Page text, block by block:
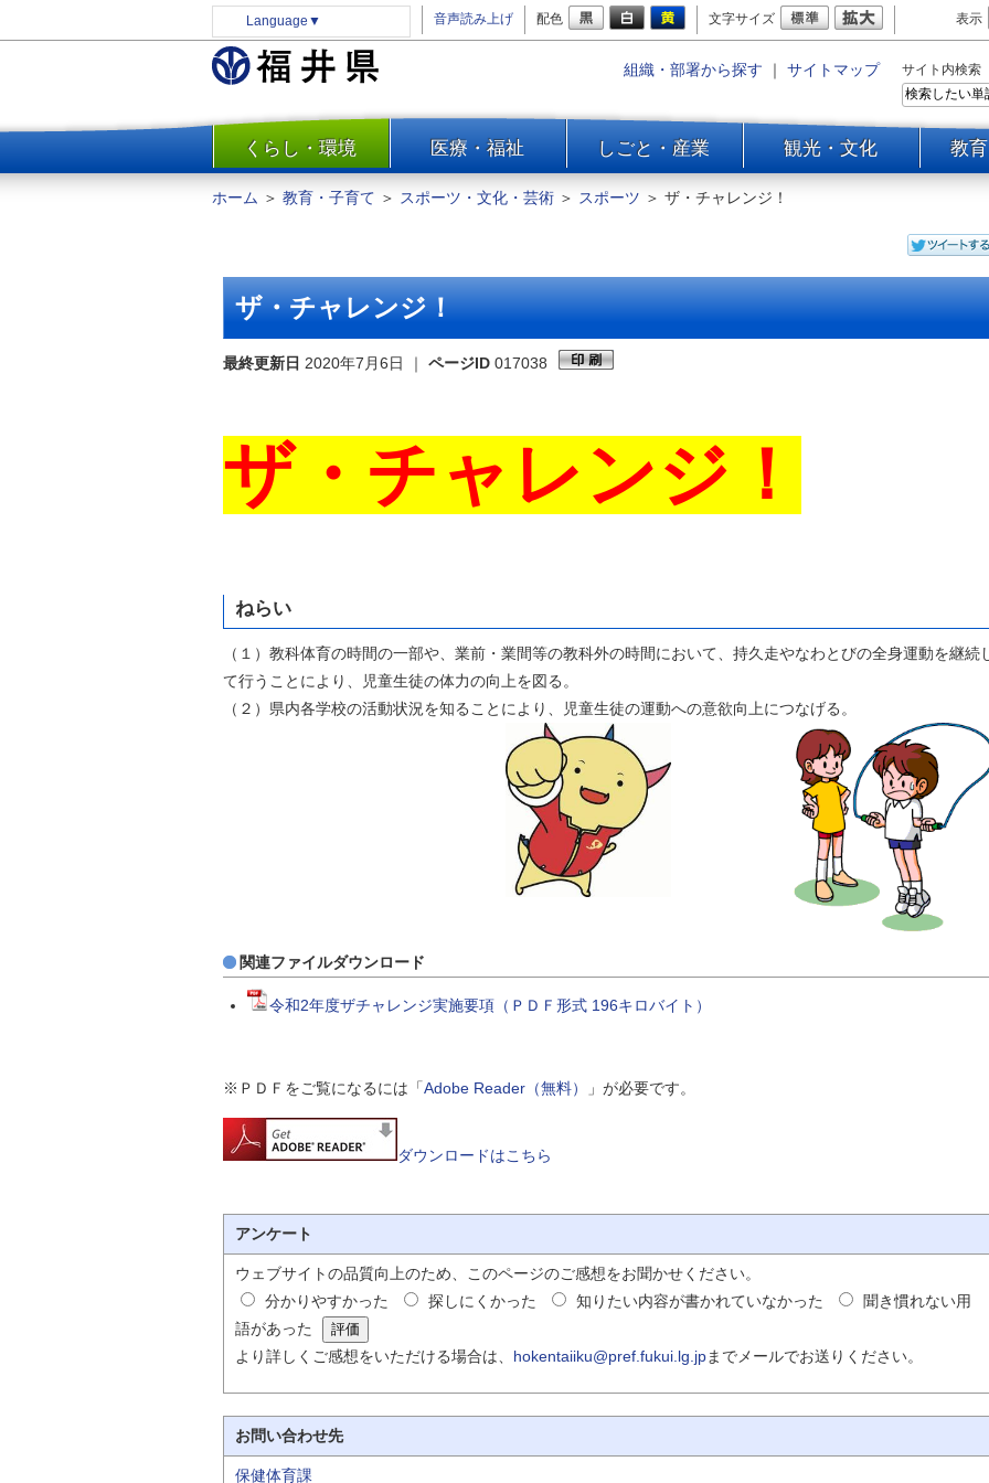
Language ▼ 音声読み上げ 配色 文字サイズ 表示
組織・部署から探す ｜ サイトマップ サイト内検索
一覧
くらし・環境 医療・福祉 しごと・産業 観光・文化 教
防災
水道・エネルギー
住まい・土地
環境問題・廃棄物対策・リサ
イクル
交通・道路
河川・砂防・港湾
自然
ホーム ＞ 教育・子育て ＞ スポーツ・文化・芸術 ＞ スポーツ ＞ ザ・チャレンジ！
ザ・チャレンジ！
最終更新日 2020年7月6日 ｜ ページID 017038
ザ・チャレンジ！
ねらい
（１）教科体育の時間の一部や、業前・業間等の教科外の時間において、持久走やなわとびの全身運動を継続
て行うことにより、児童生徒の体力の向上を図る。
（２）県内各学校の活動状況を知ることにより、児童生徒の運動への意欲向上につなげる。
関連ファイルダウンロード
令和2年度ザチャレンジ実施要項（ＰＤＦ形式 196キロバイト）
※ＰＤＦをご覧になるには「Adobe Reader（無料） 」が必要です。
ダウンロードはこちら
アンケート
ウェブサイトの品質向上のため、このページのご感想をお聞かせください。
分かりやすかった
探しにくかった 知りたい内容が書かれていなかった
聞き慣れない用
語があった
より詳しくご感想をいただける場合は、 hokentaiiku@pref.fukui.lg.jpまでメールでお送りください。
お問い合わせ先
保健体育課